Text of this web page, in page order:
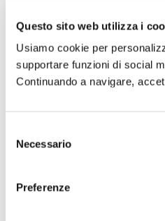
Questo sito web utilizza i
Usiamo cookie per
supportare funzioni di social
Continuando a navigare,
Necessario
Preferenze
🚀 Accedi al
⚠️ ATTENZIONE:
penalizzazione per le